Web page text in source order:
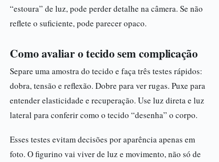
“estoura” de luz, pode perder detalhe na câmera. Se não
reflete o suficiente, pode parecer opaco.
Como avaliar o tecido sem complicação
Separe uma amostra do tecido e faça três testes rápidos:
dobra, tensão e reflexão. Dobre para ver rugas. Puxe para
entender elasticidade e recuperação. Use luz direta e luz
lateral para conferir como o tecido “desenha” o corpo.
Esses testes evitam decisões por aparência apenas em
foto. O figurino vai viver de luz e movimento, não só de